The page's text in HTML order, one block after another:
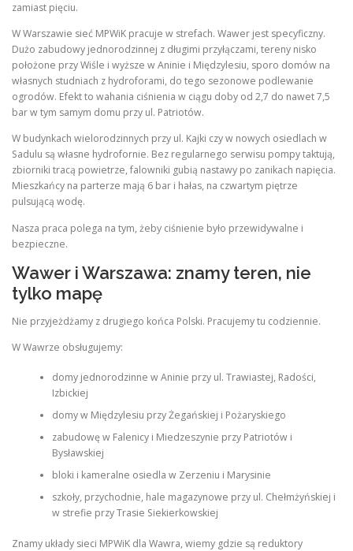
zamiast pięciu.
W Warszawie sieć MPWiK pracuje w strefach. Wawer jest specyficzny.
Dużo zabudowy jednorodzinnej z długimi przyłączami, tereny nisko
położone przy Wiśle i wyższe w Aninie i Międzylesiu, sporo domów na
własnych studniach z hydroforami, do tego sezonowe podlewanie
ogrodów. Efekt to wahania ciśnienia w ciągu doby od 2,7 do nawet 7,5
bar w tym samym domu przy ul. Patriotów.
W budynkach wielorodzinnych przy ul. Kajki czy w nowych osiedlach w
Sadulu są własne hydrofornie. Bez regularnego serwisu pompy taktują,
zbiorniki tracą powietrze, falowniki gubią nastawy po zanikach napięcia.
Mieszkańcy na parterze mają 6 bar i hałas, na czwartym piętrze
pulsującą wodę.
Nasza praca polega na tym, żeby ciśnienie było przewidywalne i
bezpieczne.
Wawer i Warszawa: znamy teren, nie
tylko mapę
Nie przyjeżdżamy z drugiego końca Polski. Pracujemy tu codziennie.
W Wawrze obsługujemy:
domy jednorodzinne w Aninie przy ul. Trawiastej, Radości,
Izbickiej
domy w Międzylesiu przy Żegańskiej i Pożaryskiego
zabudowę w Falenicy i Miedzeszynie przy Patriotów i
Bysławskiej
bloki i kameralne osiedla w Zerzeniu i Marysinie
szkoły, przychodnie, hale magazynowe przy ul. Chełmżyńskiej i
w strefie przy Trasie Siekierkowskiej
Znamy układy sieci MPWiK dla Wawra, wiemy gdzie są reduktory